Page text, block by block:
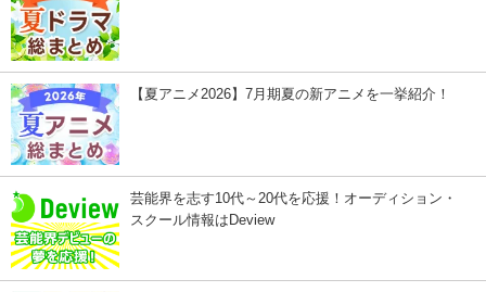
【夏アニメ2026】7月期夏の新アニメを一挙紹介！
芸能界を志す10代～20代を応援！オーディション・
スクール情報はDeview